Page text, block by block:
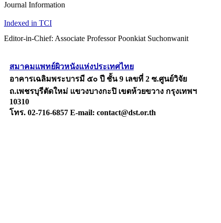
Journal Information
Indexed in TCI
Editor-in-Chief: Associate Professor Poonkiat Suchonwanit
สมาคมแพทย์ผิวหนังแห่งประเทศไทย
อาคารเฉลิมพระบารมี ๕๐ ปี ชั้น 9 เลขที่ 2 ซ.ศูนย์วิจัย
ถ.เพชรบุรีตัดใหม่ แขวงบางกะปิ เขตห้วยขวาง กรุงเทพฯ
10310
โทร. 02-716-6857 E-mail: contact@dst.or.th